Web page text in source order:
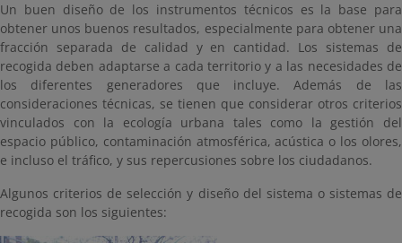
Un buen diseño de los instrumentos técnicos es la base para
obtener unos buenos resultados, especialmente para obtener una
fracción separada de calidad y en cantidad. Los sistemas de
recogida deben adaptarse a cada territorio y a las necesidades de
los diferentes generadores que incluye. Además de las
consideraciones técnicas, se tienen que considerar otros criterios
vinculados con la ecología urbana tales como la gestión del
espacio público, contaminación atmosférica, acústica o los olores,
e incluso el tráfico, y sus repercusiones sobre los ciudadanos.
Algunos criterios de selección y diseño del sistema o sistemas de
recogida son los siguientes: